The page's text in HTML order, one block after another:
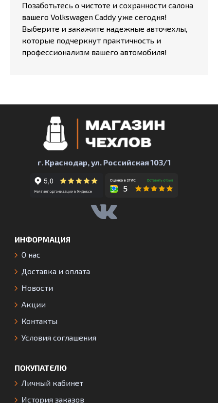
Позаботьтесь о чистоте и сохранности салона
вашего Volkswagen Caddy уже сегодня!
Выберите и закажите надежные авточехлы,
которые подчеркнут практичность и
профессионализм вашего автомобиля!
г. Краснодар, ул. Российская 103/1
ИНФОРМАЦИЯ
О нас
Доставка и оплата
Новости
Акции
Контакты
Условия соглашения
ПОКУПАТЕЛЮ
Личный кабинет
История заказов